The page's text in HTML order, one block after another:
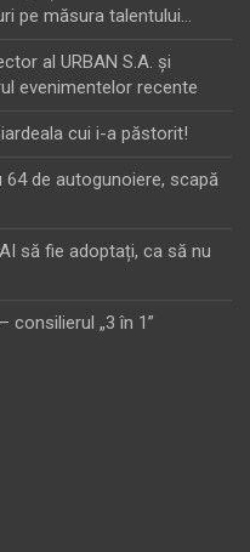
pe măsura talentului…
al URBAN S.A. şi
evenimentelor recente
cui i-a păstorit!
de autogunoiere, scapă
să fie adoptați, ca să nu
consilierul „3 în 1”